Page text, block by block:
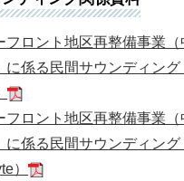
フロント地区再整備事業（
に係る民間サウンディン
フロント地区再整備事業（
に係る民間サウンディン
）